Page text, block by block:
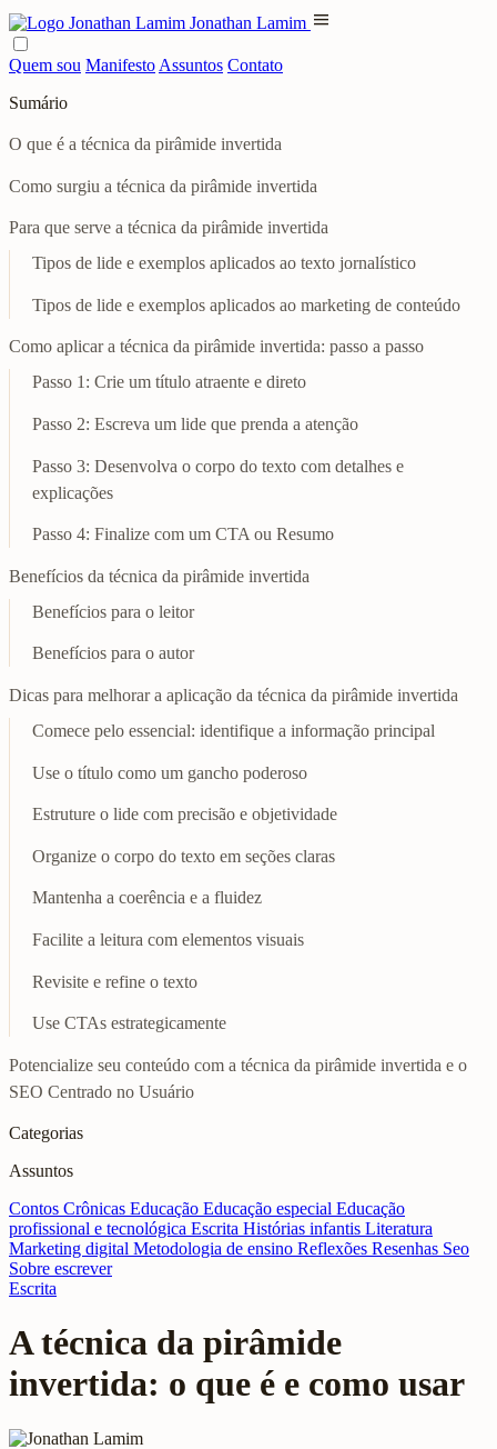
Jonathan Lamim menu
Quem sou Manifesto Assuntos Contato
Sumário
O que é a técnica da pirâmide invertida
Como surgiu a técnica da pirâmide invertida
Para que serve a técnica da pirâmide invertida
Tipos de lide e exemplos aplicados ao texto jornalístico
Tipos de lide e exemplos aplicados ao marketing de conteúdo
Como aplicar a técnica da pirâmide invertida: passo a passo
Passo 1: Crie um título atraente e direto
Passo 2: Escreva um lide que prenda a atenção
Passo 3: Desenvolva o corpo do texto com detalhes e
explicações
Passo 4: Finalize com um CTA ou Resumo
Benefícios da técnica da pirâmide invertida
Benefícios para o leitor
Benefícios para o autor
Dicas para melhorar a aplicação da técnica da pirâmide invertida
Comece pelo essencial: identifique a informação principal
Use o título como um gancho poderoso
Estruture o lide com precisão e objetividade
Organize o corpo do texto em seções claras
Mantenha a coerência e a fluidez
Facilite a leitura com elementos visuais
Revisite e refine o texto
Use CTAs estrategicamente
Potencialize seu conteúdo com a técnica da pirâmide invertida e o
SEO Centrado no Usuário
Categorias
Assuntos
Contos Crônicas Educação Educação especial Educação
profissional e tecnológica Escrita Histórias infantis Literatura
Marketing digital Metodologia de ensino Reflexões Resenhas Seo
Sobre escrever
Escrita
A técnica da pirâmide
invertida: o que é e como usar